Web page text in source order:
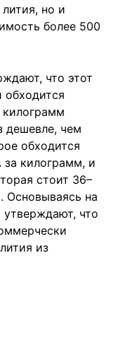
но и
более 500
что этот
обходится
дешевле, чем
обходится
килограмм, и
стоит 36–
Основываясь на
утверждают, что
из